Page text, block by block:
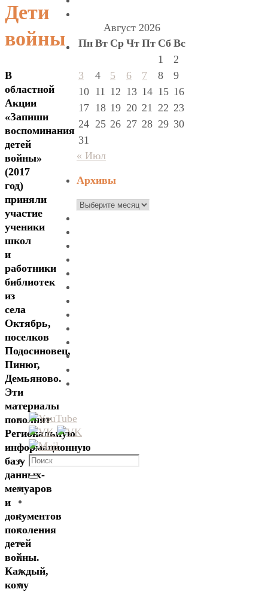
Дети
войны
В
областной
Акции
«Запиши
воспоминания
детей
войны»
(2017
год)
приняли
участие
ученики
школ
и
работники
библиотек
из
села
Октябрь,
поселков
Подосиновец,
Пинюг,
Демьяново.
Эти
материалы
пополнят
Региональную
информационную
базу
данных-
мемуаров
и
документов
поколения
детей
войны.
Каждый,
кому
Август 2026
Пн Вт Ср Чт Пт Сб Вс
1
2
3
4 5 6 7 8
9
10 11 12 13 14 15 16
17 18 19 20 21 22 23
24 25 26 27 28 29 30
31
« Июл
Архивы
Архивы
Что
искать:
Поиск